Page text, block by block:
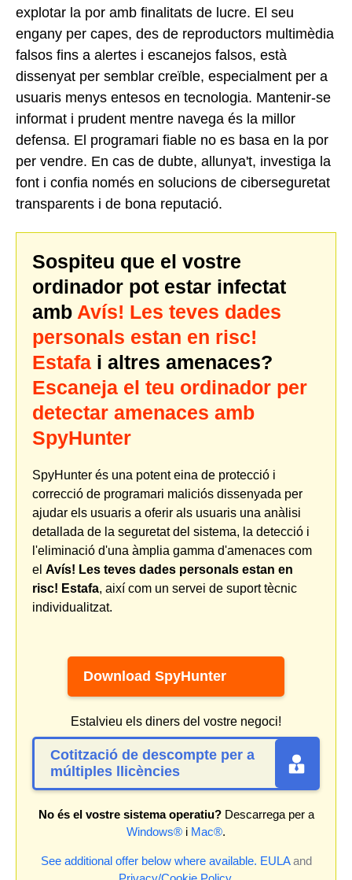
explotar la por amb finalitats de lucre. El seu
engany per capes, des de reproductors multimèdia
falsos fins a alertes i escanejos falsos, està
dissenyat per semblar creïble, especialment per a
usuaris menys entesos en tecnologia. Mantenir-se
informat i prudent mentre navega és la millor
defensa. El programari fiable no es basa en la por
per vendre. En cas de dubte, allunya't, investiga la
font i confia només en solucions de ciberseguretat
transparents i de bona reputació.
Sospiteu que el vostre
ordinador pot estar infectat
amb Avís! Les teves dades
personals estan en risc!
Estafa i altres amenaces?
Escaneja el teu ordinador per
detectar amenaces amb
SpyHunter
SpyHunter és una potent eina de protecció i
correcció de programari maliciós dissenyada per
ajudar els usuaris a oferir als usuaris una anàlisi
detallada de la seguretat del sistema, la detecció i
l'eliminació d'una àmplia gamma d'amenaces com
el Avís! Les teves dades personals estan en
risc! Estafa, així com un servei de suport tècnic
individualitzat.
Download SpyHunter
Estalvieu els diners del vostre negoci!
Cotització de descompte per a
múltiples llicències
No és el vostre sistema operatiu?Descarrega per a
Windows® i Mac®.
See additional offer below where available. EULAand